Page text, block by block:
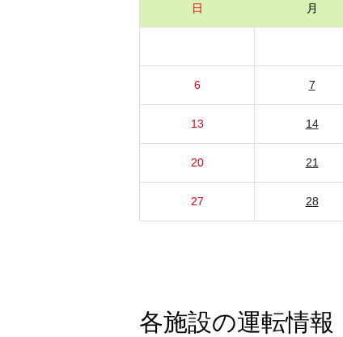
日 月
6 7
13 14
20 21
27 28
各施設の運転情報